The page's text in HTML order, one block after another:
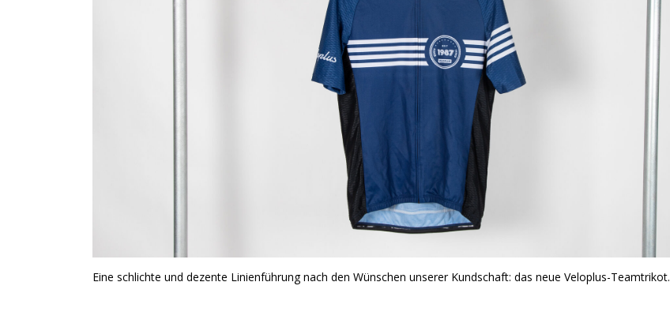
Eine schlichte und dezente Linienführung nach den Wünschen unserer Kundschaft: das neue Veloplus-Teamtrikot.